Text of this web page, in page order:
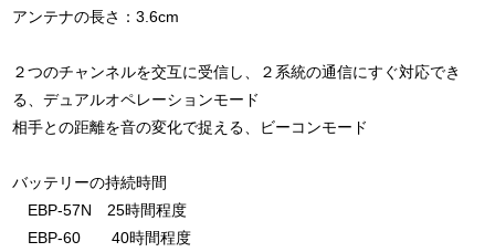
アンテナの長さ：3.6cm
２つのチャンネルを交互に受信し、２系統の通信にすぐ対応でき
る、デュアルオペレーションモード
相手との距離を音の変化で捉える、ビーコンモード
バッテリーの持続時間
EBP-57N 25時間程度
EBP-60 40時間程度